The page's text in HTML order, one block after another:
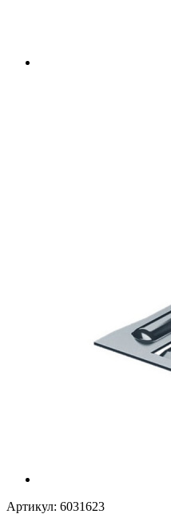
Артикул: 6031623